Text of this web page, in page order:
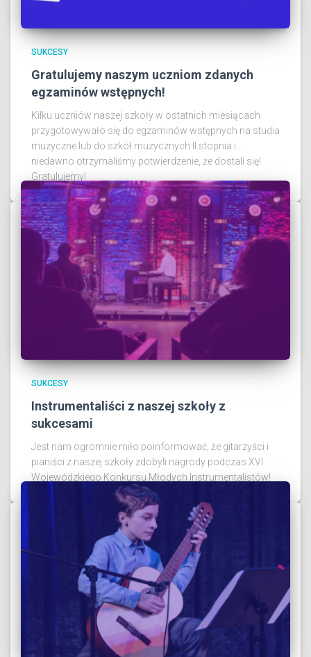
SUKCESY
Gratulujemy naszym uczniom zdanych
egzaminów wstępnych!
Kilku uczniów naszej szkoły w ostatnich miesiącach
przygotowywało się do egzaminów wstępnych na studia
muzyczne lub do szkół muzycznych II stopnia i...
niedawno otrzymaliśmy potwierdzenie, że dostali się!
Gratulujemy!
SUKCESY
Instrumentaliści z naszej szkoły z
sukcesami
Jest nam ogromnie miło poinformować, że gitarzyści i
pianiści z naszej szkoły zdobyli nagrody podczas XVI
Wojewódzkiego Konkursu Młodych Instrumentalistów!